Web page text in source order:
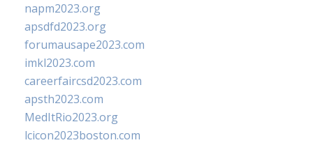
napm2023.org
apsdfd2023.org
forumausape2023.com
imkl2023.com
careerfaircsd2023.com
apsth2023.com
MedItRio2023.org
lcicon2023boston.com